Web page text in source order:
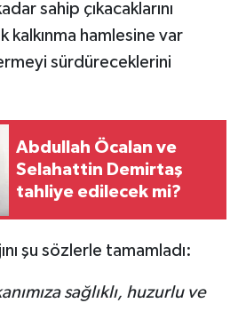
sahip çıkacaklarını
kalkınma hamlesine var
sürdüreceklerini
Abdullah Öcalan ve
Selahattin Demirtaş
tahliye edilecek mi?
şu sözlerle tamamladı:
sağlıklı, huzurlu ve